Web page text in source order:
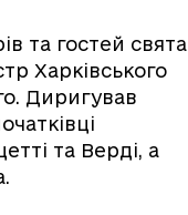
та гостей свята
Харківського
Диригував
та Верді, а